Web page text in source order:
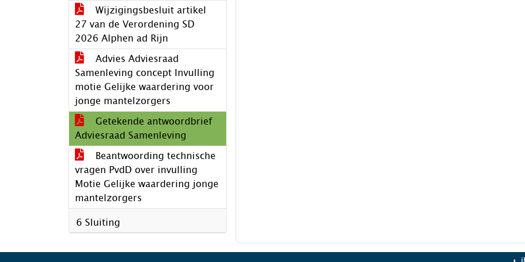
Wijzigingsbesluit artikel
27 van de Verordening SD
2026 Alphen ad Rijn
Advies Adviesraad
Samenleving concept Invulling
motie Gelijke waardering voor
jonge mantelzorgers
Getekende antwoordbrief
Adviesraad Samenleving
Beantwoording technische
vragen PvdD over invulling
Motie Gelijke waardering jonge
mantelzorgers
6 Sluiting